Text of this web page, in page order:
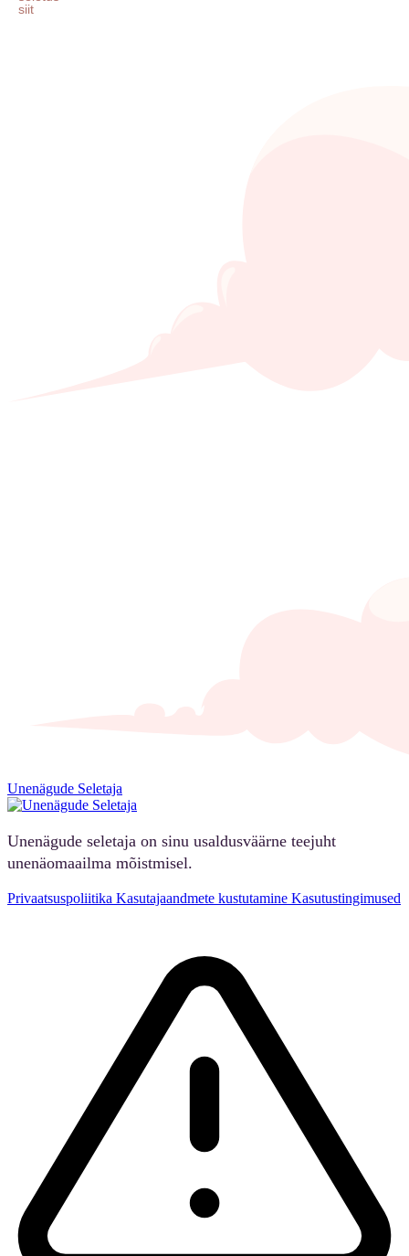
Unenägude Seletaja
Unenägude seletaja on sinu usaldusväärne teejuht
unenäomaailma mõistmisel.
Privaatsuspoliitika Kasutajaandmete kustutamine Kasutustingimused